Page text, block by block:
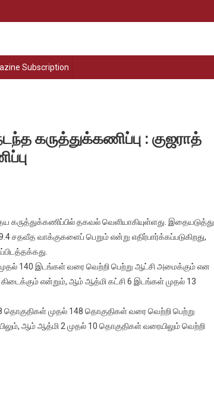
Subscription
கருத்துக்கணிப்பு : குஜராத்
தகவல் வெளியாகியுள்ளது. இதையடுத்து
சதவீத வாக்குகளைப் பெறும் என்று எதிர்பார்க்கப்படுகிறது,
முதல் 140 இடங்கள் வரை வெற்றி பெற்று ஆட்சி அமைக்கும் என
என்றும், ஆம் ஆத்மி கட்சி 6 இடங்கள் முதல் 13
தொகுதிகள் முதல் 148 தொகுதிகள் வரை வெற்றி பெற்று
ஆம் ஆத்மி 2 முதல் 10 தொகுதிகள் வரையிலும் வெற்றி